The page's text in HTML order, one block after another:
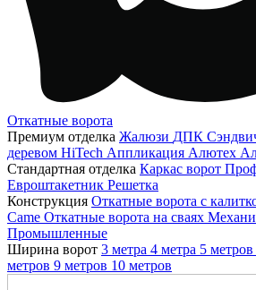
Откатные ворота
Премиум отделка Жалюзи ДПК
деревом HiTech Аппликация Алютех
Стандартная отделка Каркас ворот
Евроштакетник Решетка
Конструкция Откатные ворота с
Came Откатные ворота на сваях
Промышленные
Ширина ворот 3 метра 4 метра 5 метров
метров 9 метров 10 метров